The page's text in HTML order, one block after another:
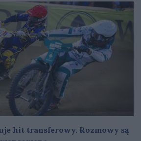
hit transferowy. Rozmowy są